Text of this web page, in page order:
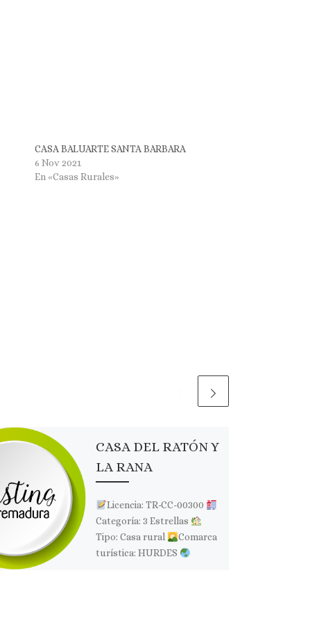
CASA BALUARTE SANTA BARBARA
6 Nov 2021
En «Casas Rurales»
CASA DEL RATÓN Y
LA RANA
Licencia: TR-CC-00300
Categoría: 3 Estrellas
Tipo: Casa rural
Comarca
turística: HURDES